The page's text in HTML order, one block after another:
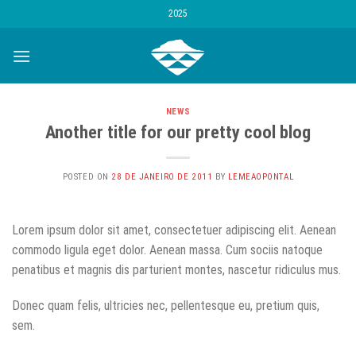
content
2025
NEWS
Another title for our pretty cool blog
POSTED ON 28 DE JANEIRO DE 2011 BY LEMEAOPONTAL
Lorem ipsum dolor sit amet, consectetuer adipiscing elit. Aenean
commodo ligula eget dolor. Aenean massa. Cum sociis natoque
penatibus et magnis dis parturient montes, nascetur ridiculus mus.
Donec quam felis, ultricies nec, pellentesque eu, pretium quis,
sem.